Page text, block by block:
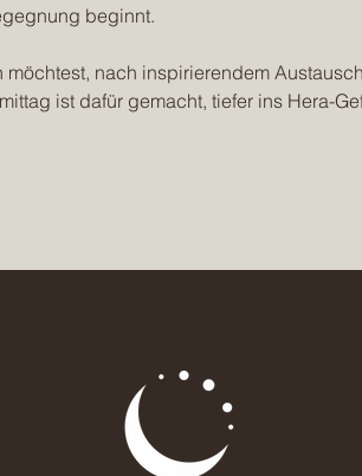
beginnt.
nach inspirierendem
ist dafür gemacht, tiefer ins Hera-